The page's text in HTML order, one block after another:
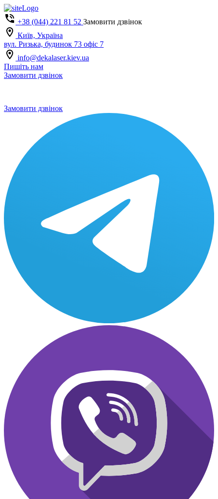
+38 (044) 221 81 52 Замовити дзвінок
Київ, Україна
вул. Ризька, будинок 73 офіс 7
info@dekalaser.kiev.ua
Пишіть нам
Замовити дзвінок
Замовити дзвінок